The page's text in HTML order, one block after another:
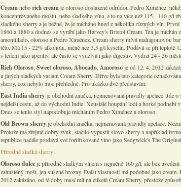
Creamneborich creamje oloroso doslazené odrůdou Pedro Ximénez,
koncentrovaného moštu, nebo sladkého vína, a to na více než 115 - 140 g/l
sladkého sherry a je běžné, že je mícháno hned z několika různých vín.
1860 a 1880 a dodnes se vyrábí jako Harvey's Bristol Cream. Ten je míchán
amontillado, oloroso a Pedro Ximénez. Cream sherry mívá mahagonovou
tělo. Má 15 - 22% alkoholu, méně než 3,5 g/l kyselin. Podává se při teplotě
s ledem jako aperitiv, ale často se využívá i jako digestiv. Vydrží 24 - 36
Rich Oloroso Sweet oloroso, Abocado Amorosoje od 12. 4. 2012
u jiných sladkých variant Cream Sherry. Dříve byla tato kategorie
sherry, což nebylo moc přehledné. Pro ukázku dvě představím:
East India sherryje obchodní značka, nejmenovaná pravidly apelace. Jde
nejdelší cestu, až do východní Indie. Neustálé houpání lodi a horké podnebí
Dnes se tento styl napodobuje mícháním Pedro Ximénez a oloroso.
Old Brown sherryje obchodní značka, nejmenovaná pravidly apelace.
Protože má zřejmě dobrý zvuk, stačilo vypustit slovo sherry a například
republice nadále prodává své fortifikované víno jako Sedgwick's The
Přírodně sladká sherry:
Oloroso dulceje přírodně sladkým vínem s nejméně 160 g/l, ale bez
zahuštěný mošt, jen sušené hrozny. Další vlastnosti má podobné jako
2012 zakázáno, od té doby musí mít na etiketě Cream Sherry, přestože